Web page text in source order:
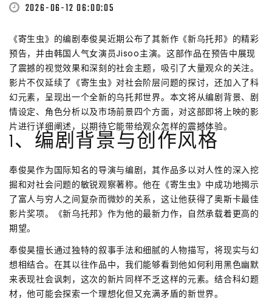
2026-06-12 06:00:05
《寄生虫》的编剧奉俊昊近期公布了其新作《新乌托邦》的精彩
预告，并由韩国人气女演员Jisoo主演。这部作品在预告中展现
了震撼的视觉效果和深刻的社会主题，吸引了大量观众的关注。
影片不仅延续了《寄生虫》对社会阶层问题的探讨，还加入了科
幻元素，呈现出一个全新的乌托邦世界。本文将从编剧背景、剧
情设定、角色分析以及市场前景四个方面，对这部即将上映的影
片进行详细阐述，以期待它能带给观众怎样的震撼体验。
1、编剧背景与创作风格
奉俊昊作为国际知名的导演与编剧，其作品多以对人性的深入挖
掘和对社会问题的敏锐观察著称。他在《寄生虫》中成功地揭示
了富人与穷人之间复杂而微妙的关系，这让他获得了奥斯卡最佳
影片奖项。《新乌托邦》作为他的最新力作，自然承载着更高的
期望。
奉俊昊擅长通过独特的叙事手法和细腻的人物描写，将现实与幻
想相结合。在其以往作品中，我们能够看到他如何利用黑色幽默
来表现社会讽刺，这次的新片同样不乏这样的元素。结合科幻题
材，他可能会探索一个理想化但又充满矛盾的新世界。